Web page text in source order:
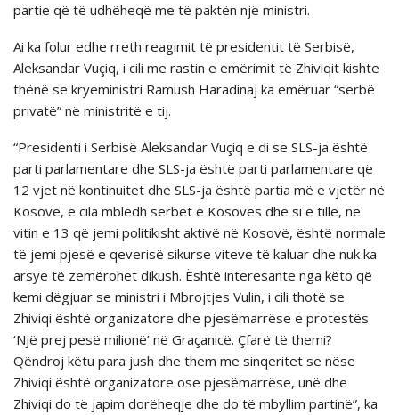
partie që të udhëheqë me të paktën një ministri.
Ai ka folur edhe rreth reagimit të presidentit të Serbisë,
Aleksandar Vuçiq, i cili me rastin e emërimit të Zhiviqit kishte
thënë se kryeministri Ramush Haradinaj ka emëruar “serbë
privatë” në ministritë e tij.
“Presidenti i Serbisë Aleksandar Vuçiq e di se SLS-ja është
parti parlamentare dhe SLS-ja është parti parlamentare që
12 vjet në kontinuitet dhe SLS-ja është partia më e vjetër në
Kosovë, e cila mbledh serbët e Kosovës dhe si e tillë, në
vitin e 13 që jemi politikisht aktivë në Kosovë, është normale
të jemi pjesë e qeverisë sikurse viteve të kaluar dhe nuk ka
arsye të zemërohet dikush. Është interesante nga këto që
kemi dëgjuar se ministri i Mbrojtjes Vulin, i cili thotë se
Zhiviqi është organizatore dhe pjesëmarrëse e protestës
‘Një prej pesë milionë’ në Graçanicë. Çfarë të themi?
Qëndroj këtu para jush dhe them me sinqeritet se nëse
Zhiviqi është organizatore ose pjesëmarrëse, unë dhe
Zhiviqi do të japim dorëheqje dhe do të mbyllim partinë”, ka